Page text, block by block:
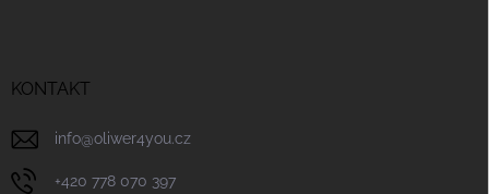
KONTAKT
info@oliwer4you.cz
+420 778 070 397